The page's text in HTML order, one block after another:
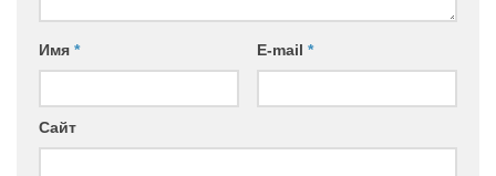
Имя * E-mail *
Сайт